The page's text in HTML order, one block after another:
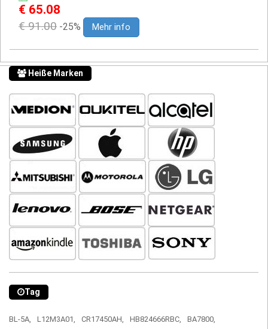
€ 65.08
€ 91.00 -25% Mehr info
Heiße Marken
Tag
BL-5A, L12M3A01, CR17450AH, HB824666RBC,
BA7800,